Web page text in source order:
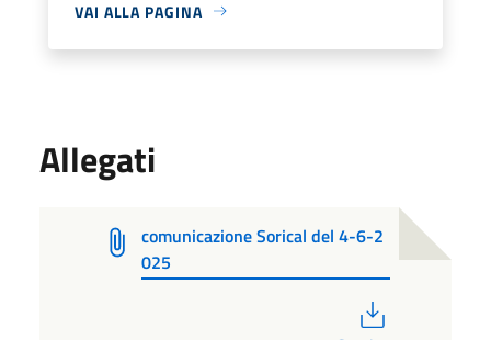
VAI ALLA PAGINA
Allegati
comunicazione Sorical del 4-6-2
025